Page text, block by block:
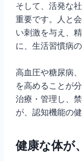
そして、活発な
重要です。人と
い刺激を与え、
に、生活習慣病
高血圧や糖尿病
を高めることが
治療・管理し、
が、認知機能の
健康な体が